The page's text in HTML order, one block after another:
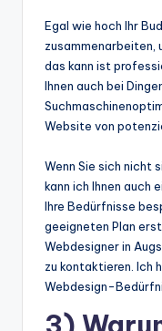
Egal wie hoch Ihr
zusammenarbeiten,
das kann ist
Ihnen auch bei
Website von
Wenn Sie sich nicht
kann ich Ihnen auch
Ihre Bedürfnisse
geeigneten Plan
Webdesigner in
zu kontaktieren. Ich
Webdesign-